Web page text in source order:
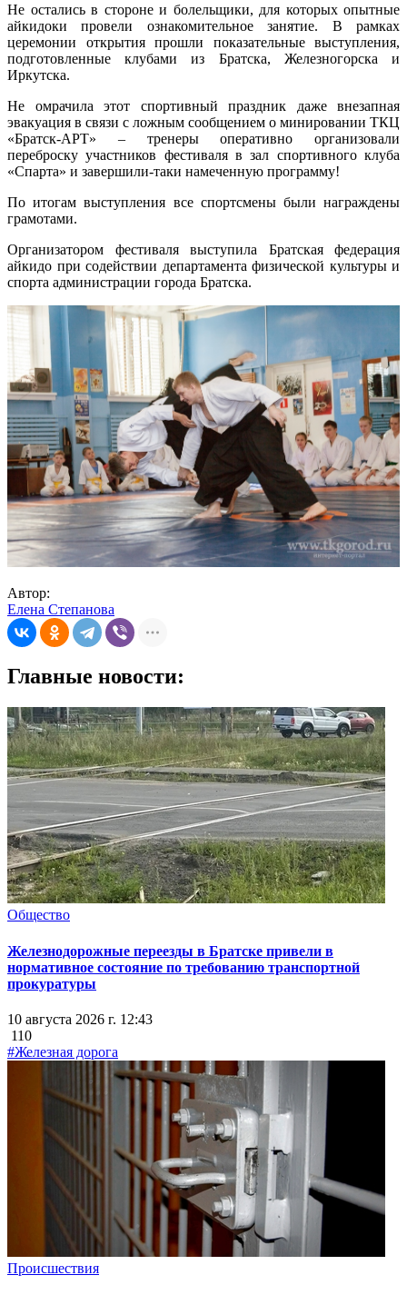
Не остались в стороне и болельщики, для которых опытные
айкидоки провели ознакомительное занятие. В рамках
церемонии открытия прошли показательные выступления,
подготовленные клубами из Братска, Железногорска и
Иркутска.
Не омрачила этот спортивный праздник даже внезапная
эвакуация в связи с ложным сообщением о минировании ТКЦ
«Братск-АРТ» – тренеры оперативно организовали
переброску участников фестиваля в зал спортивного клуба
«Спарта» и завершили-таки намеченную программу!
По итогам выступления все спортсмены были награждены
грамотами.
Организатором фестиваля выступила Братская федерация
айкидо при содействии департамента физической культуры и
спорта администрации города Братска.
Автор:
Елена Степанова
Главные новости:
Общество
Железнодорожные переезды в Братске привели в
нормативное состояние по требованию транспортной
прокуратуры
10 августа 2026 г. 12:43
110
#Железная дорога
Происшествия